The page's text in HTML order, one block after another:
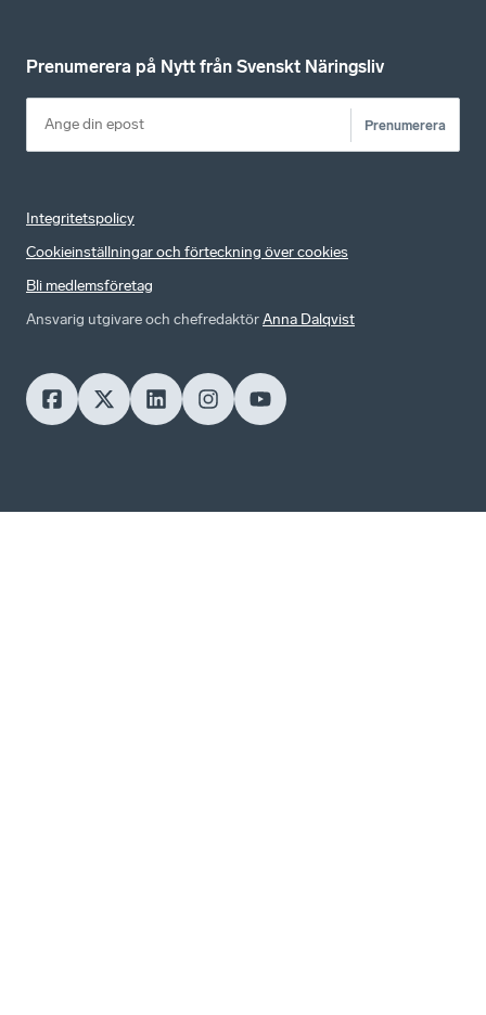
Prenumerera på Nytt från Svenskt Näringsliv
Prenumerera
Integritetspolicy
Cookieinställningar och förteckning över cookies
Bli medlemsföretag
Ansvarig utgivare och chefredaktörAnna Dalqvist